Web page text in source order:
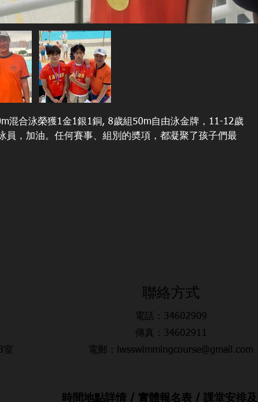
混合泳榮獲1金1銀1銅, 8歲組50m自由泳金牌，11-12歲
員，加油。任何賽事、組別的奬項，都凝聚了孩子們最
室
​聯絡方式
電話：34602909
傳真：34602911
電郵：lwsswimmingcourse@gmail.com
時間地點詳情 / 實體報名表 / 課堂安排及